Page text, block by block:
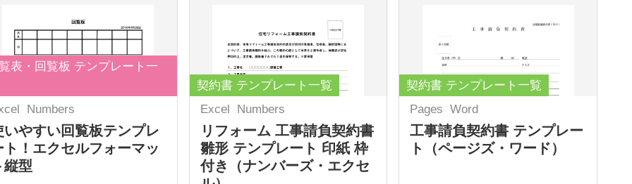
表・回覧板 テンプレート一
Numbers
いやすい回覧板テンプレ
ト！エクセルフォーマッ
縦型
契約書 テンプレート一覧
Excel
Numbers
リフォーム 工事請負契約書
雛形 テンプレート 印紙 枠
付き（ナンバーズ・エクセ
契約書 テンプレート一覧
Pages Word
工事請負契約書 テンプレー
ト（ページズ・ワード）